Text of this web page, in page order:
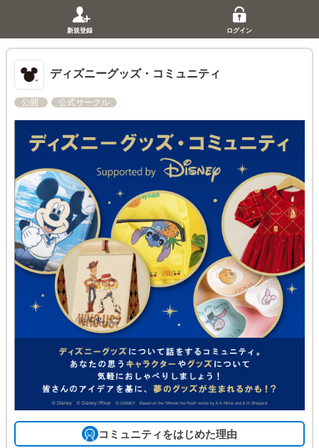
新規登録 ログイン
ディズニーグッズ・コミュニティ
公開 公式サークル
コミュニティをはじめた理由